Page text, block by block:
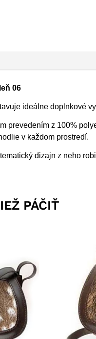
06
ideálne doplnkové
prevedením z 100%
v každom prostredí.
dizajn z neho
PÁČIŤ